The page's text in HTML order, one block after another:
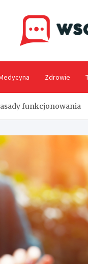
Zdrowie
funkcjonowania